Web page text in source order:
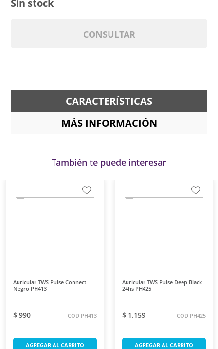
Sin stock
CONSULTAR
CARACTERÍSTICAS
MÁS INFORMACIÓN
También te puede interesar
Auricular TWS Pulse Connect
Negro PH413
$ 990 COD PH413
AGREGAR AL CARRITO
Auricular TWS Pulse Deep Black
24hs PH425
$ 1.159 COD PH425
AGREGAR AL CARRITO